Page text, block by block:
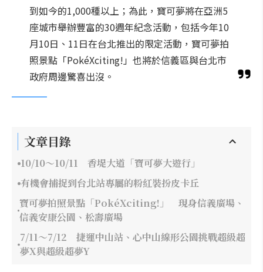
到如今的1,000種以上；為此，寶可夢將在亞洲5
座城市舉辦豐富的30週年紀念活動，包括今年10
月10日、11日在台北推出的限定活動，寶可夢拍
照景點「PokéXciting!」也將於信義區與台北市
政府周邊驚喜出沒。
文章目錄
10/10～10/11 香堤大道「寶可夢大遊行」
有機會捕捉到台北站專屬的粉紅裝扮皮卡丘
寶可夢拍照景點「PokéXciting!」 現身信義廣場、
信義安康公園、松壽廣場
7/11～7/12 捷運中山站、心中山線形公園挑戰超級超
夢X與超級超夢Y